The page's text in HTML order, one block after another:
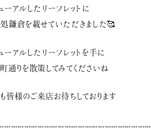
ーアルしたリーフレットに
鎌倉を載せていただきました🥰
ーアルしたリーフレットを手に
通りを散策してみてくださいね️
皆様のご来店お待ちしております